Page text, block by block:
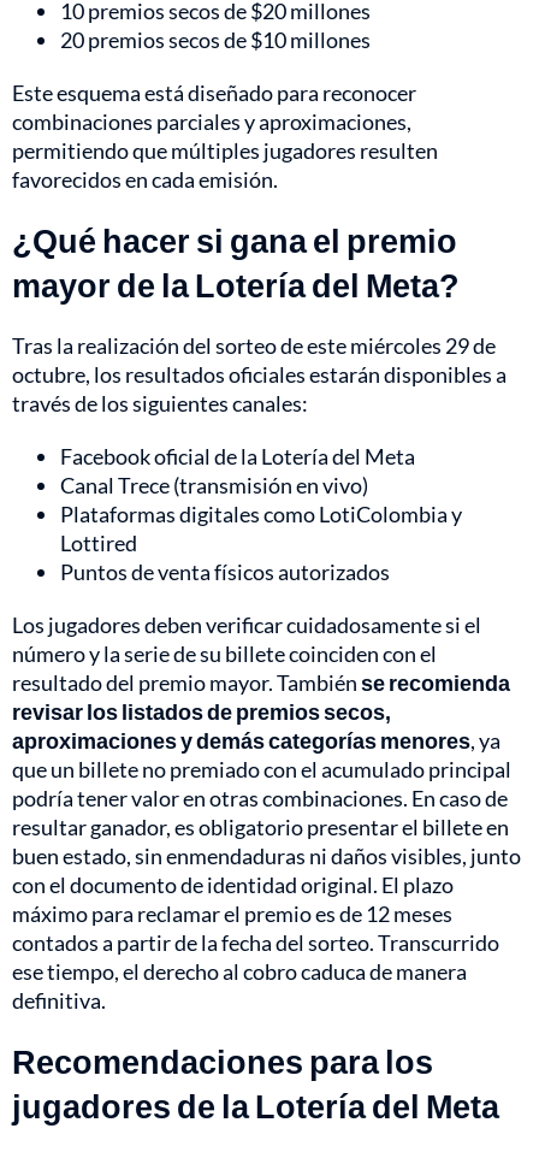
10 premios secos de $20 millones
20 premios secos de $10 millones
Este esquema está diseñado para reconocer
combinaciones parciales y aproximaciones,
permitiendo que múltiples jugadores resulten
favorecidos en cada emisión.
¿Qué hacer si gana el premio
mayor de la Lotería del Meta?
Tras la realización del sorteo de este miércoles 29 de
octubre, los resultados oficiales estarán disponibles a
través de los siguientes canales:
Facebook oficial de la Lotería del Meta
Canal Trece (transmisión en vivo)
Plataformas digitales como LotiColombia y
Lottired
Puntos de venta físicos autorizados
Los jugadores deben verificar cuidadosamente si el
número y la serie de su billete coinciden con el
resultado del premio mayor. Tambiénse recomienda
revisar los listados de premios secos,
aproximaciones y demás categorías menores, ya
que un billete no premiado con el acumulado principal
podría tener valor en otras combinaciones. En caso de
resultar ganador, es obligatorio presentar el billete en
buen estado, sin enmendaduras ni daños visibles, junto
con el documento de identidad original. El plazo
máximo para reclamar el premio es de 12 meses
contados a partir de la fecha del sorteo. Transcurrido
ese tiempo, el derecho al cobro caduca de manera
definitiva.
Recomendaciones para los
jugadores de la Lotería del Meta